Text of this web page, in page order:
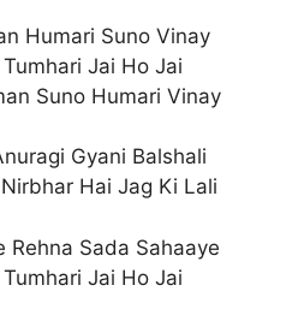
Humari Suno Vinay
Jai Ho Jai
Suno Humari Vinay
Gyani Balshali
Hai Jag Ki Lali
Rehna Sada Sahaaye
Jai Ho Jai